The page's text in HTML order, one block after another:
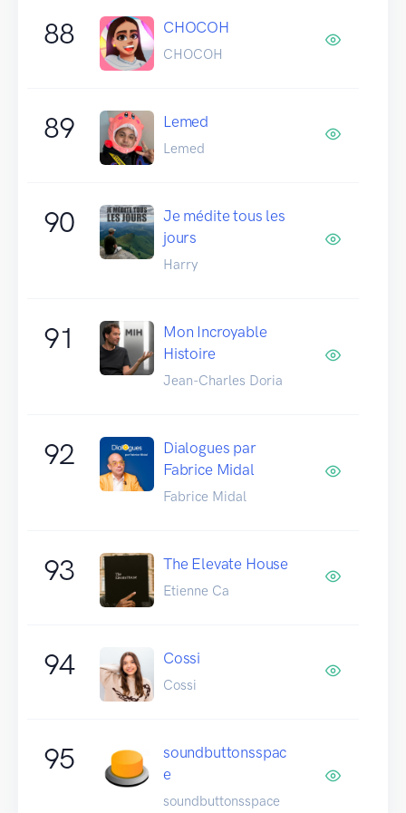
88 CHOCOH
CHOCOH
89 Lemed
Lemed
90
Je médite tous les
jours
Harry
91
Mon Incroyable
Histoire
Jean-Charles Doria
92
Dialogues par
Fabrice Midal
Fabrice Midal
93 The Elevate House
Etienne Ca
94 Cossi
Cossi
95
soundbuttonsspac
e
soundbuttonsspace